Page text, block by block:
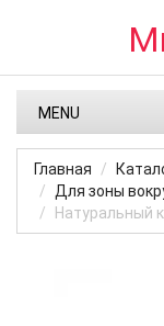
MENU
Главная
Для зоны
Натуральный